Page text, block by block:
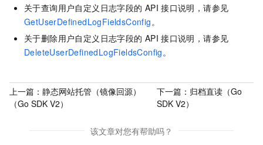
关于查询用户自定义日志字段的 API 接口说明，请参见
GetUserDefinedLogFieldsConfig 。
关于删除用户自定义日志字段的 API 接口说明，请参见
DeleteUserDefinedLogFieldsConfig 。
上一篇： 静态网站托管（镜像回源）
（Go SDK V2）
下一篇： 归档直读（Go
SDK V2）
该文章对您有帮助吗？